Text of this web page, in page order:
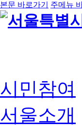
본문 바로가기 주메뉴
시민참여
서울소개